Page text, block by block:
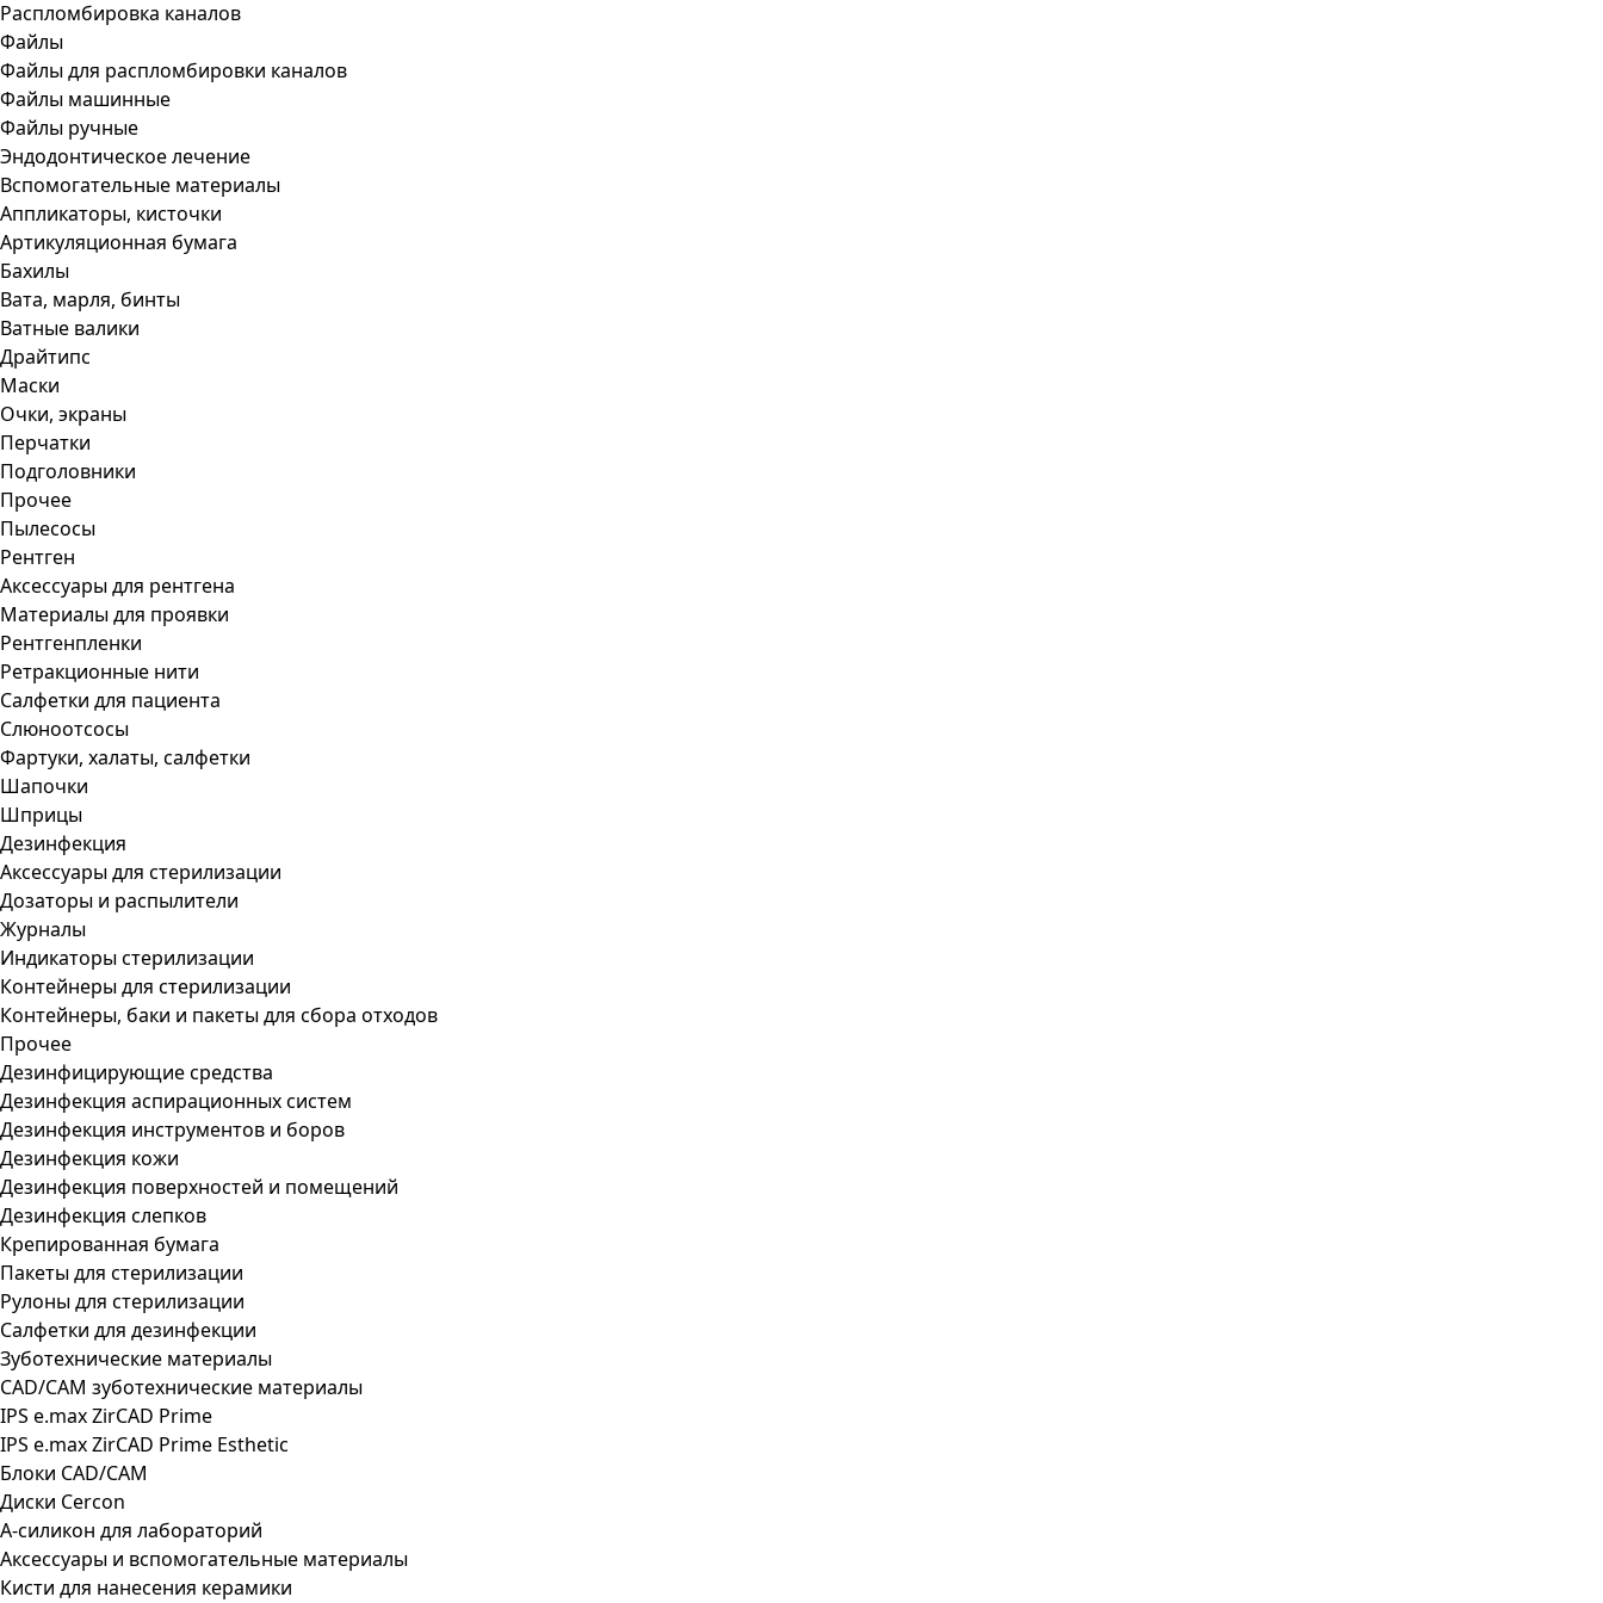
Распломбировка каналов
Файлы
Файлы для распломбировки каналов
Файлы машинные
Файлы ручные
Эндодонтическое лечение
Вспомогательные материалы
Аппликаторы, кисточки
Артикуляционная бумага
Бахилы
Вата, марля, бинты
Ватные валики
Драйтипс
Маски
Очки, экраны
Перчатки
Подголовники
Прочее
Пылесосы
Рентген
Аксессуары для рентгена
Материалы для проявки
Рентгенпленки
Ретракционные нити
Салфетки для пациента
Слюноотсосы
Фартуки, халаты, салфетки
Шапочки
Шприцы
Дезинфекция
Аксессуары для стерилизации
Дозаторы и распылители
Журналы
Индикаторы стерилизации
Контейнеры для стерилизации
Контейнеры, баки и пакеты для сбора отходов
Прочее
Дезинфицирующие средства
Дезинфекция аспирационных систем
Дезинфекция инструментов и боров
Дезинфекция кожи
Дезинфекция поверхностей и помещений
Дезинфекция слепков
Крепированная бумага
Пакеты для стерилизации
Рулоны для стерилизации
Салфетки для дезинфекции
Зуботехнические материалы
CAD/CAM зуботехнические материалы
IPS e.max ZirCAD Prime
IPS e.max ZirCAD Prime Esthetic
Блоки CAD/CAM
Диски Cercon
А-силикон для лабораторий
Аксессуары и вспомогательные материалы
Кисти для нанесения керамики